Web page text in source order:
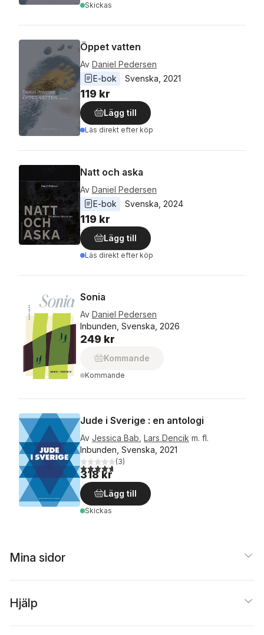
Skickas
Öppet vatten
Av Daniel Pedersen
E-bok
Svenska 2021
119 kr
Lägg till
Läs direkt efter köp
Natt och aska
Av Daniel Pedersen
E-bok
Svenska 2024
119 kr
Lägg till
Läs direkt efter köp
Sonia
Av Daniel Pedersen
Inbunden, Svenska, 2026
249 kr
Kommande
Kommande
Jude i Sverige : en antologi
Av Jessica Bab Lars Dencik m. fl.
Inbunden, Svenska, 2021
4,7utav 5 stjärnor. Totalt antal röster:
(3)
318 kr
Lägg till
Skickas
Mina sidor
Hjälp